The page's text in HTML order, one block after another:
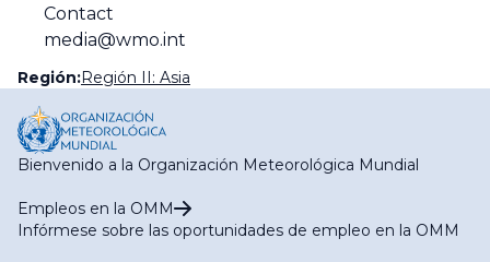
Contact
media@wmo.int
Región:Región II: Asia
Bienvenido a la Organización Meteorológica Mundial
Empleos en la OMM
Infórmese sobre las oportunidades de empleo en la OMM